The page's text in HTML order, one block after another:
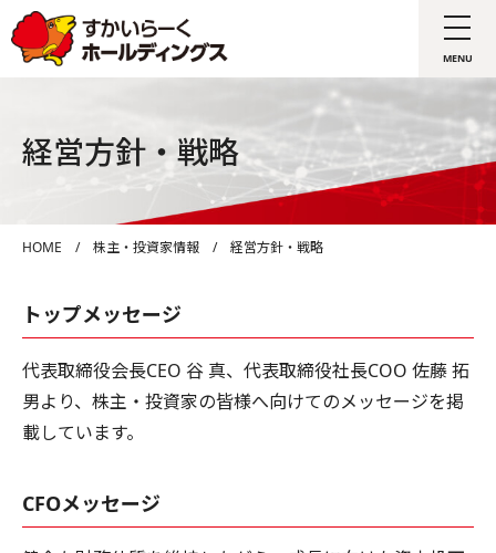
経営方針・戦略
HOME / 株主・投資家情報 / 経営方針・戦略
トップメッセージ
代表取締役会長CEO 谷 真、代表取締役社長COO 佐藤 拓
男より、株主・投資家の皆様へ向けてのメッセージを掲
載しています。
CFOメッセージ